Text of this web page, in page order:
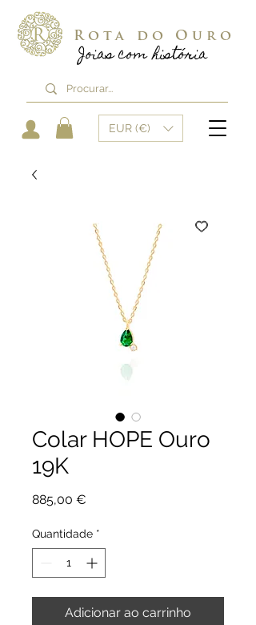
Joias com história
Rota do Ouro
EUR (€)
Colar HOPE Ouro
19K
885,00 €
Quantidade *
Adicionar ao carrinho